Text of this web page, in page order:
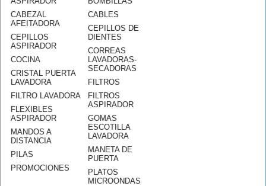
CABEZAL
AFEITADORA
CEPILLOS
ASPIRADOR
COCINA
CRISTAL PUERTA
LAVADORA
FILTRO LAVADORA
FLEXIBLES
ASPIRADOR
MANDOS A
DISTANCIA
PILAS
PROMOCIONES
CABLES
CEPILLOS DE
DIENTES
CORREAS
LAVADORAS-
SECADORAS
FILTROS
FILTROS
ASPIRADOR
GOMAS
ESCOTILLA
LAVADORA
MANETA DE
PUERTA
PLATOS
MICROONDAS